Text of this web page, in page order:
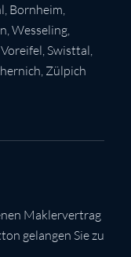
Bornheim
Wesseling,
, Voreifel, Swisttal
Zülpich
Maklervertrag
gelangen Sie zu